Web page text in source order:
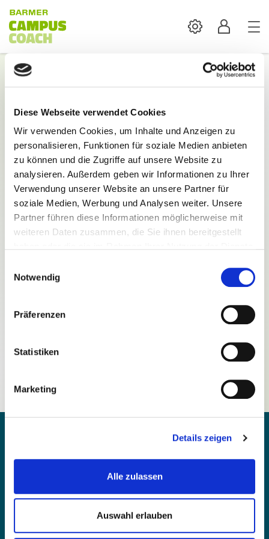
Diese Webseite verwendet Cookies
Wir verwenden Cookies, um Inhalte und Anzeigen zu
personalisieren, Funktionen für soziale Medien anbieten
zu können und die Zugriffe auf unsere Website zu
analysieren. Außerdem geben wir Informationen zu Ihrer
Verwendung unserer Website an unsere Partner für
soziale Medien, Werbung und Analysen weiter. Unsere
Partner führen diese Informationen möglicherweise mit
weiteren Daten zusammen, die Sie ihnen bereitgestellt
Notwendig
Präferenzen
Statistiken
Marketing
Details zeigen
Alle zulassen
Auswahl erlauben
SettingsProfil
Login
Funktionen des BARMER Campus Coach verfügbar.
E-Mail:
Passwort:
Kontakt
Einfache Sprache